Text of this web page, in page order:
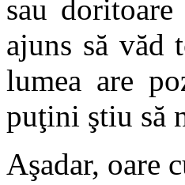
sau
ajuns să văd
lumea are
puţini ştiu să
Aşadar, oare